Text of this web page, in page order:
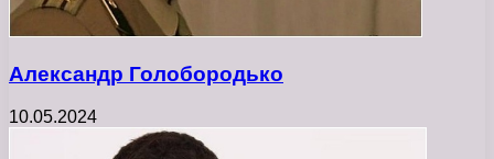
Александр Голобородько
10.05.2024